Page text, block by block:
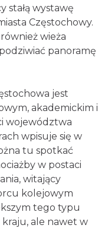
stałą wystawę
Częstochowy.
wieża
panoramę
jest
akademickim i
województwa
wpisuje się w
tu spotkać
w postaci
witający
kolejowym
tego typu
kraju, ale nawet w